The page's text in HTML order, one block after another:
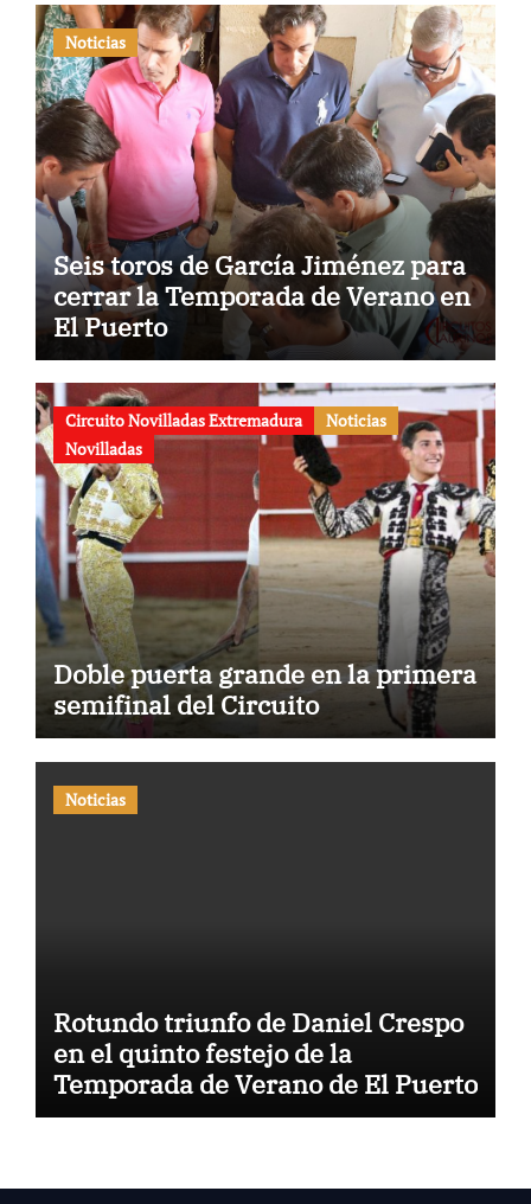
Noticias
Seis toros de García Jiménez para
cerrar la Temporada de Verano en
El Puerto
Circuito Novilladas Extremadura
Noticias
Novilladas
Doble puerta grande en la primera
semifinal del Circuito
Noticias
Rotundo triunfo de Daniel Crespo
en el quinto festejo de la
Temporada de Verano de El Puerto